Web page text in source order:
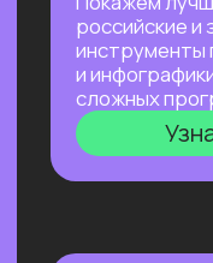
к запуску стартапов
успеха, и поделимся
Зерокодера — как из
многомиллионный
удавалось
даже в самое
Узнать
ПО